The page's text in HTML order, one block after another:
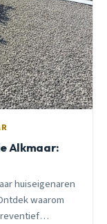
Alkmaar:
huiseigenaren
waarom